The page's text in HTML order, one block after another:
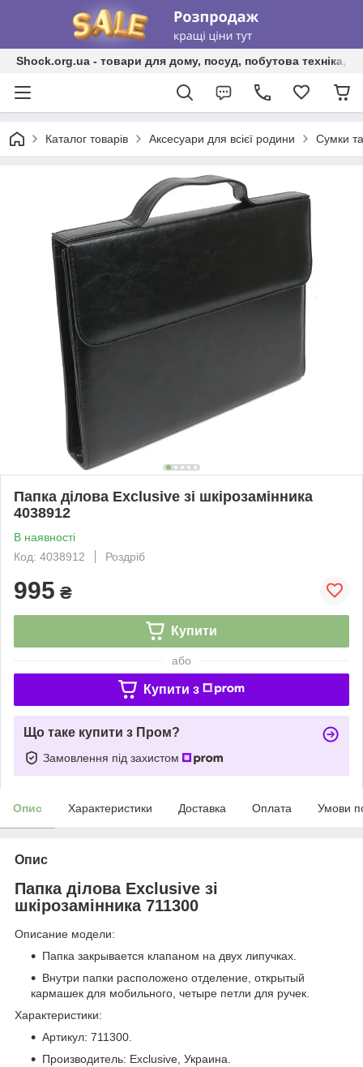
Shock.org.ua - товари для дому, посуд, побутова техніка,
Каталог товарів Аксесуари для всієї родини Сумки
Папка ділова Exclusive зі шкірозамінника
4038912
В наявності
Код: 4038912
Роздріб
995 ₴
Купити
або
Купити з
Що таке купити з Пром?
Замовлення під захистом
Опис Характеристики Доставка Оплата Умови
Опис
Папка ділова Exclusive зі
шкірозамінника 711300
Описание модели:
Папка закрывается клапаном на двух липучках.
Внутри папки расположено отделение, открытый
кармашек для мобильного, четыре петли для ручек.
Характеристики:
Артикул: 711300.
Производитель: Exclusive, Украина.